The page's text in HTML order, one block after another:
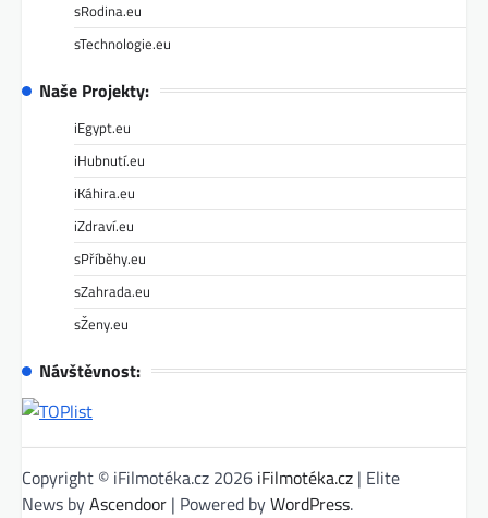
sRodina.eu
sTechnologie.eu
Naše Projekty:
iEgypt.eu
iHubnutí.eu
iKáhira.eu
iZdraví.eu
sPříběhy.eu
sZahrada.eu
sŽeny.eu
Návštěvnost:
Copyright © iFilmotéka.cz 2026 iFilmotéka.cz | Elite
News byAscendoor | Powered byWordPress.